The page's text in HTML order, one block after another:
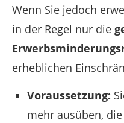
Wenn Sie jedoch
in der Regel nur die
erheblichen
Voraussetzung:
mehr ausüben,